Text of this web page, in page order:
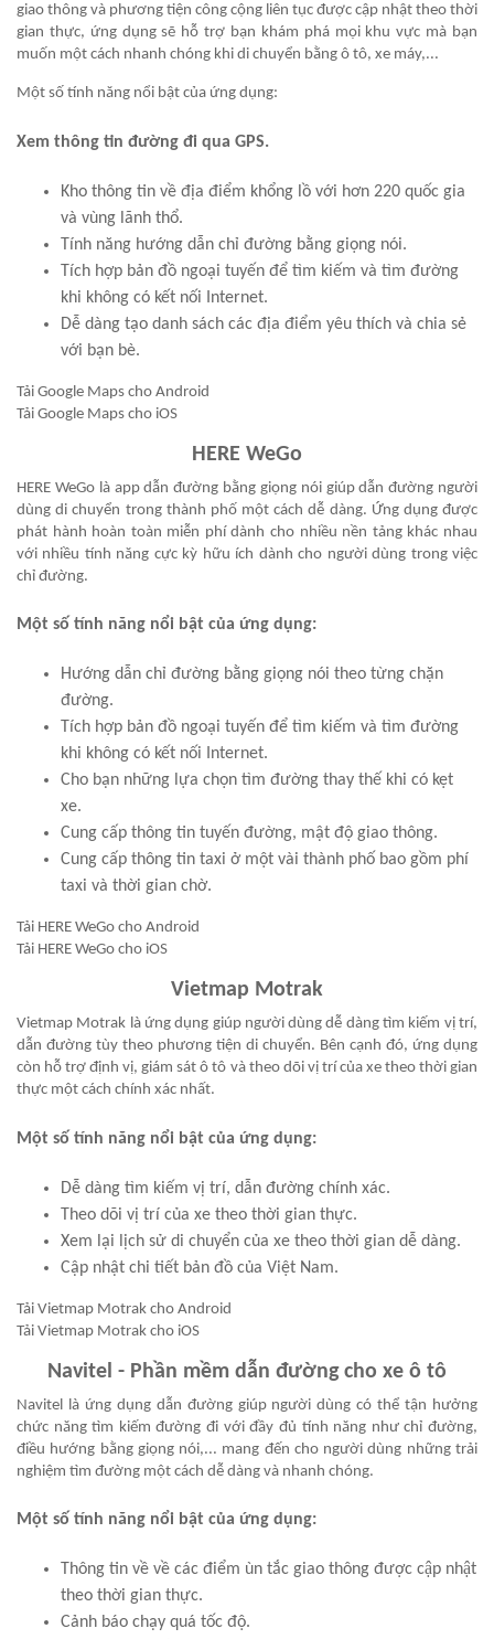
giao thông và phương tiện công cộng liên tục được cập nhật theo thời
gian thực, ứng dụng sẽ hỗ trợ bạn khám phá mọi khu vực mà bạn
muốn một cách nhanh chóng khi di chuyển bằng ô tô, xe máy,...
Một số tính năng nổi bật của ứng dụng:
Xem thông tin đường đi qua GPS.
Kho thông tin về địa điểm khổng lồ với hơn 220 quốc gia
và vùng lãnh thổ.
Tính năng hướng dẫn chỉ đường bằng giọng nói.
Tích hợp bản đồ ngoại tuyến để tìm kiếm và tìm đường
khi không có kết nối Internet.
Dễ dàng tạo danh sách các địa điểm yêu thích và chia sẻ
với bạn bè.
Tải Google Maps cho Android
Tải Google Maps cho iOS
HERE WeGo
HERE WeGo là app dẫn đường bằng giọng nói giúp dẫn đường người
dùng di chuyển trong thành phố một cách dễ dàng. Ứng dụng được
phát hành hoàn toàn miễn phí dành cho nhiều nền tảng khác nhau
với nhiều tính năng cực kỳ hữu ích dành cho người dùng trong việc
chỉ đường.
Một số tính năng nổi bật của ứng dụng:
Hướng dẫn chỉ đường bằng giọng nói theo từng chặn
đường.
Tích hợp bản đồ ngoại tuyến để tìm kiếm và tìm đường
khi không có kết nối Internet.
Cho bạn những lựa chọn tìm đường thay thế khi có kẹt
xe.
Cung cấp thông tin tuyến đường, mật độ giao thông.
Cung cấp thông tin taxi ở một vài thành phố bao gồm phí
taxi và thời gian chờ.
Tải HERE WeGo cho Android
Tải HERE WeGo cho iOS
Vietmap Motrak
Vietmap Motrak là ứng dụng giúp người dùng dễ dàng tìm kiếm vị trí,
dẫn đường tùy theo phương tiện di chuyển. Bên cạnh đó, ứng dụng
còn hỗ trợ định vị, giám sát ô tô và theo dõi vị trí của xe theo thời gian
thực một cách chính xác nhất.
Một số tính năng nổi bật của ứng dụng:
Dễ dàng tìm kiếm vị trí, dẫn đường chính xác.
Theo dõi vị trí của xe theo thời gian thực.
Xem lại lịch sử di chuyển của xe theo thời gian dễ dàng.
Cập nhật chi tiết bản đồ của Việt Nam.
Tải Vietmap Motrak cho Android
Tải Vietmap Motrak cho iOS
Navitel - Phần mềm dẫn đường cho xe ô tô
Navitel là ứng dụng dẫn đường giúp người dùng có thể tận hưởng
chức năng tìm kiếm đường đi với đầy đủ tính năng như chỉ đường,
điều hướng bằng giọng nói,... mang đến cho người dùng những trải
nghiệm tìm đường một cách dễ dàng và nhanh chóng.
Một số tính năng nổi bật của ứng dụng:
Thông tin về về các điểm ùn tắc giao thông được cập nhật
theo thời gian thực.
Cảnh báo chạy quá tốc độ.